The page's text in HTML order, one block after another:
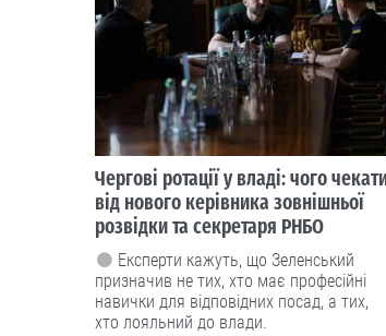
Чергові ротації у владі: чого
від нового керівника зовнішньої
розвідки та секретаря РНБО
Експерти кажуть, що Зеленський
призначив не тих, хто має професійні
навички для відповідних посад, а тих,
хто лояльний до влади.